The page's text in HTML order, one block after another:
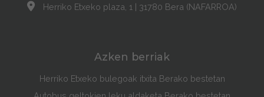
Herriko Etxeko plaza, 1 | 31780 Bera (NAFARROA)
Azken berriak
Herriko Etxeko bulegoak itxita Berako bestetan